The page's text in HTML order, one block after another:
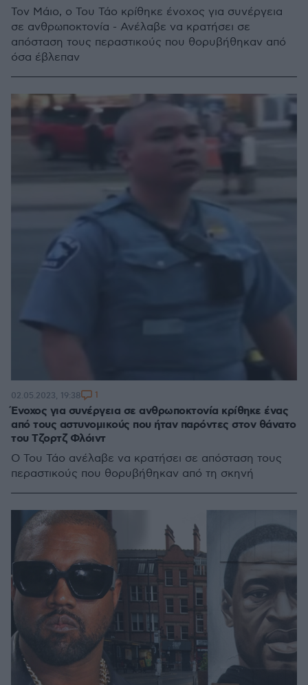
Τον Μάιο, ο Του Τάο κρίθηκε ένοχος για συνέργεια
σε ανθρωποκτονία - Ανέλαβε να κρατήσει σε
απόσταση τους περαστικούς που θορυβήθηκαν από
όσα έβλεπαν
Ένοχος για συνέργεια σε ανθρωποκτονία κρίθηκε ένας
από τους αστυνομικούς που ήταν παρόντες στον θάνατο
του Τζορτζ Φλόιντ
Ο Του Τάο ανέλαβε να κρατήσει σε απόσταση τους
περαστικούς που θορυβήθηκαν από τη σκηνή
02.05.2023, 19:38 1